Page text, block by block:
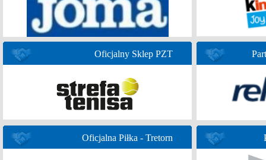
Oficjalny Sklep PZT
Oficjalna Piłka - Tretorn